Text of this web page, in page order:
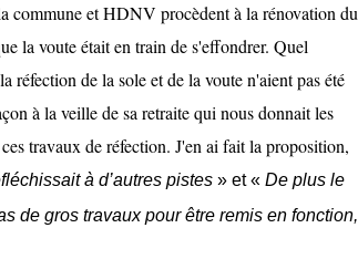
commune et HDNV procèdent à la rénovation du
la voute était en train de s'effondrer. Quel
réfection de la sole et de la voute n'aient pas été
à la veille de sa retraite qui nous donnait les
travaux de réfection. J'en ai fait la proposition,
à d’autres pistes » et « De plus le
de gros travaux pour être remis en fonction,